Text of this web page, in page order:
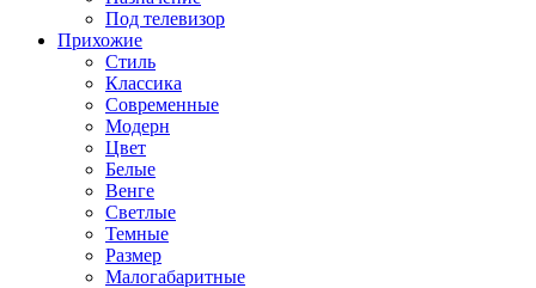
Под телевизор
Прихожие
Стиль
Классика
Современные
Модерн
Цвет
Белые
Венге
Светлые
Темные
Размер
Малогабаритные